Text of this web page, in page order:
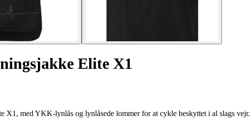
Elite X1
med YKK-lynlås og lynlåsede lommer for at cykle beskyttet i al slags vejr.